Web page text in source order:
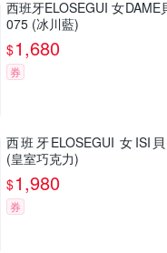
西班牙ELOSEGUI 女DAME
075 (冰川藍)
$1,680
券
西班牙ELOSEGUI 女ISI
(皇室巧克力)
$1,980
券